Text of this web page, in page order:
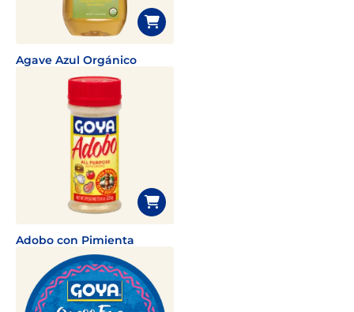
Agave Azul Orgánico
Adobo con Pimienta